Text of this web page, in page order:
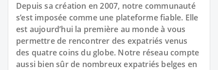
Depuis sa création en 2007, notre communauté
s’est imposée comme une plateforme fiable. Elle
est aujourd’hui la première au monde à vous
permettre de rencontrer des expatriés venus
des quatre coins du globe. Notre réseau compte
aussi bien sûr de nombreux expatriés belges en